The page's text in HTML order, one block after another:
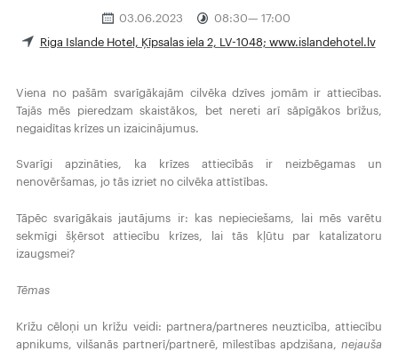
03.06.2023 08:30— 17:00
Riga Islande Hotel, Ķīpsalas iela 2, LV-1048; www.islandehotel.lv
Viena no pašām svarīgākajām cilvēka dzīves jomām ir attiecības.
Tajās mēs pieredzam skaistākos, bet nereti arī sāpīgākos brīžus,
negaidītas krīzes un izaicinājumus.
Svarīgi apzināties, ka krīzes attiecībās ir neizbēgamas un
nenovēršamas, jo tās izriet no cilvēka attīstības.
Tāpēc svarīgākais jautājums ir: kas nepieciešams, lai mēs varētu
sekmīgi šķērsot attiecību krīzes, lai tās kļūtu par katalizatoru
izaugsmei?
Tēmas
Krīžu cēloņi un krīžu veidi: partnera/partneres neuzticība, attiecību
apnikums, vilšanās partnerī/partnerē, mīlestības apdzišana,nejauša